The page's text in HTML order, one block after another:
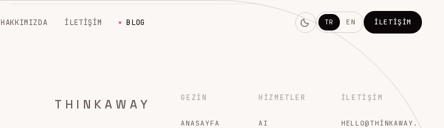
HAKKIMIZDA İLETIŞIM BLOG TR EN İLETIŞIM
THINKAWAY GEZIN
ANASAYFA
HIZMETLER
AI
İLETIŞIM